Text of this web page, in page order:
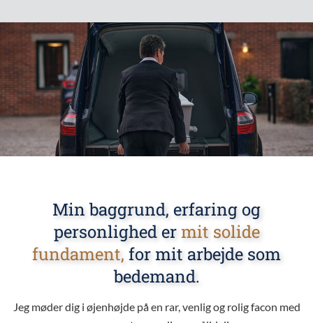
Min baggrund, erfaring og
personlighed ermit solide
fundament, for mit arbejde som
bedemand.
Jeg møder dig i øjenhøjde på en rar, venlig og rolig facon med